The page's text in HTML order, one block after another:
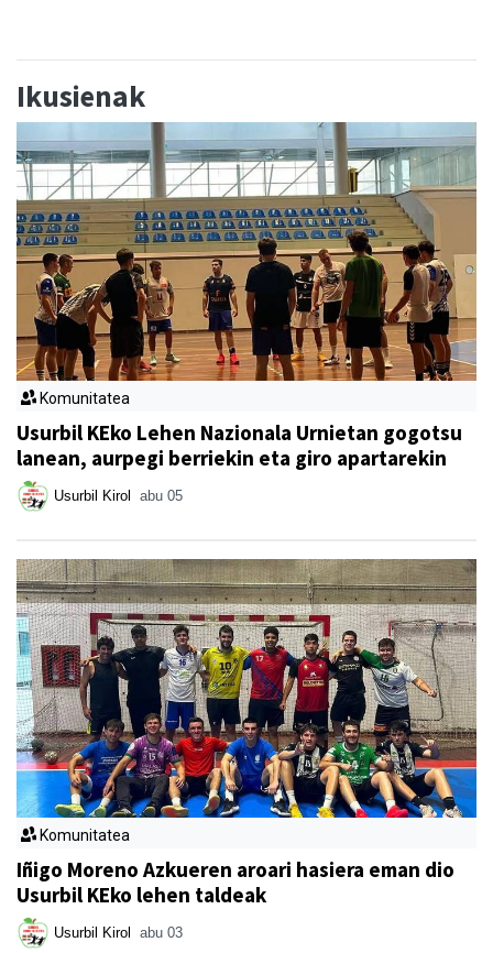
Ikusienak
Komunitatea
Usurbil KEko Lehen Nazionala Urnietan gogotsu
lanean, aurpegi berriekin eta giro apartarekin
Usurbil Kirol abu 05
Komunitatea
Iñigo Moreno Azkueren aroari hasiera eman dio
Usurbil KEko lehen taldeak
Usurbil Kirol abu 03